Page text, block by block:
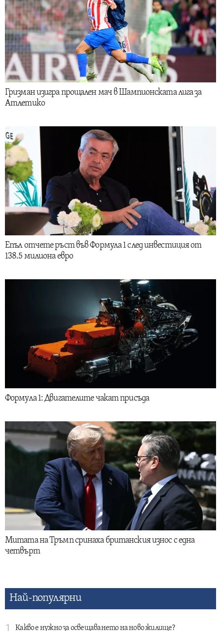
Гризман изигра прощален мач в Шампионската лига за
Атлетико
Епъл отчете ръст във Формула 1 след инвестиция от
138.5 милиона евро
Формула 1: Двигателите чакат присъда
Митата на Тръмп сринаха британския износ с една
четвърт
Най-популярни
Какво е нужно за освещаването на ново жилище?